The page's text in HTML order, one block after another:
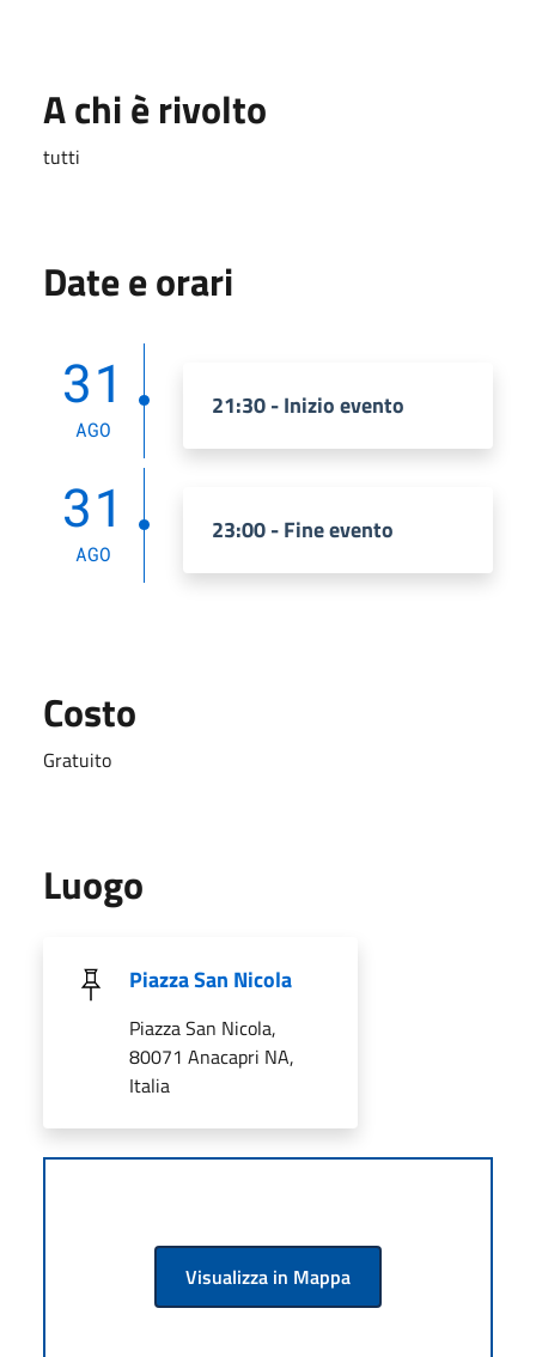
A chi è rivolto
tutti
Date e orari
31
AGO
21:30 - Inizio evento
31
AGO
23:00 - Fine evento
Costo
Gratuito
Luogo
Piazza San Nicola
Piazza San Nicola,
80071 Anacapri NA,
Italia
Visualizza in Mappa